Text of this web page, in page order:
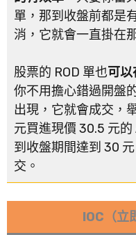
單，那到收盤前都是
消，它就會一直掛在
股票的 ROD 單也可
你不用擔心錯過開盤
出現，它就會成交，
元買進現價 30.5 元
到收盤期間達到 30
交。
IOC（立